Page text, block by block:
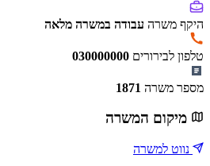
היקף משרה עבודה במשרה מלאה
טלפון לבירורים 030000000
מספר משרה 1871
מיקום המשרה
נווט למשרה